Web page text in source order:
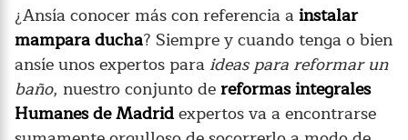
¿Ansía conocer más con referencia ainstalar
mampara ducha? Siempre y cuando tenga o bien
ansíe unos expertos para ideas para reformar un
baño, nuestro conjunto dereformas integrales
Humanes de Madridexpertos va a encontrarse